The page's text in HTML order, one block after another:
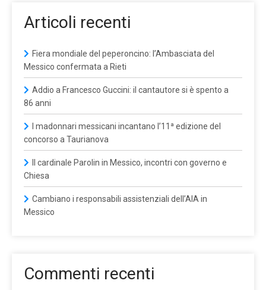
Articoli recenti
Fiera mondiale del peperoncino: l’Ambasciata del
Messico confermata a Rieti
Addio a Francesco Guccini: il cantautore si è spento a
86 anni
I madonnari messicani incantano l’11ª edizione del
concorso a Taurianova
Il cardinale Parolin in Messico, incontri con governo e
Chiesa
Cambiano i responsabili assistenziali dell’AIA in
Messico
Commenti recenti